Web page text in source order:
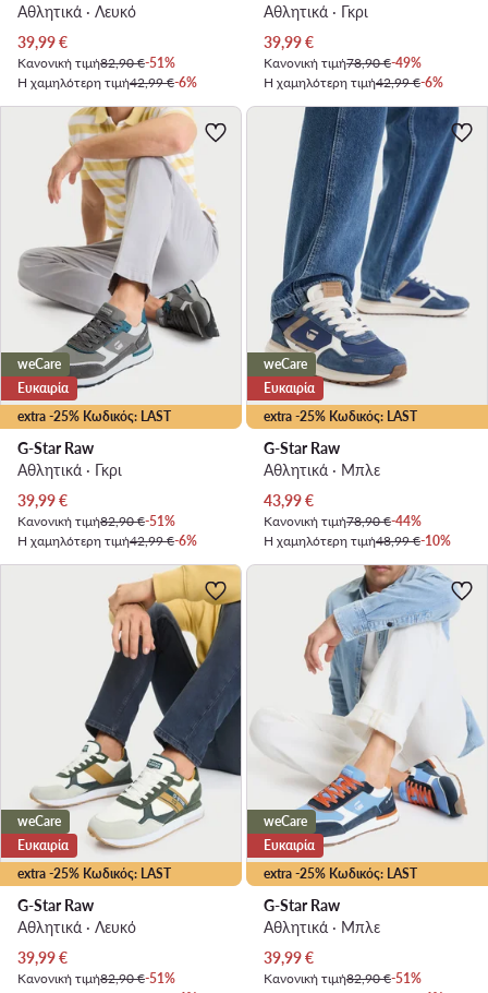
Αθλητικά · Λευκό
Τρέχουσα τιμή
39,99€
Κανονική τιμή82,90 €-51%
Η χαμηλότερη τιμή42,99 €-6%
Αθλητικά · Γκρι
Τρέχουσα τιμή
39,99€
Κανονική τιμή78,90 €-49%
Η χαμηλότερη τιμή42,99 €-6%
extra -25% Κωδικός: LAST
weCare
Ευκαιρία
G-Star Raw
Αθλητικά · Γκρι
Τρέχουσα τιμή
39,99€
Κανονική τιμή82,90 €-51%
Η χαμηλότερη τιμή42,99 €-6%
extra -25% Κωδικός: LAST
weCare
Ευκαιρία
G-Star Raw
Αθλητικά · Μπλε
Τρέχουσα τιμή
43,99€
Κανονική τιμή78,90 €-44%
Η χαμηλότερη τιμή48,99 €-10%
extra -25% Κωδικός: LAST
weCare
Ευκαιρία
G-Star Raw
Αθλητικά · Λευκό
Τρέχουσα τιμή
39,99€
Κανονική τιμή82,90 €-51%
extra -25% Κωδικός: LAST
weCare
Ευκαιρία
G-Star Raw
Αθλητικά · Μπλε
Τρέχουσα τιμή
39,99€
Κανονική τιμή82,90 €-51%